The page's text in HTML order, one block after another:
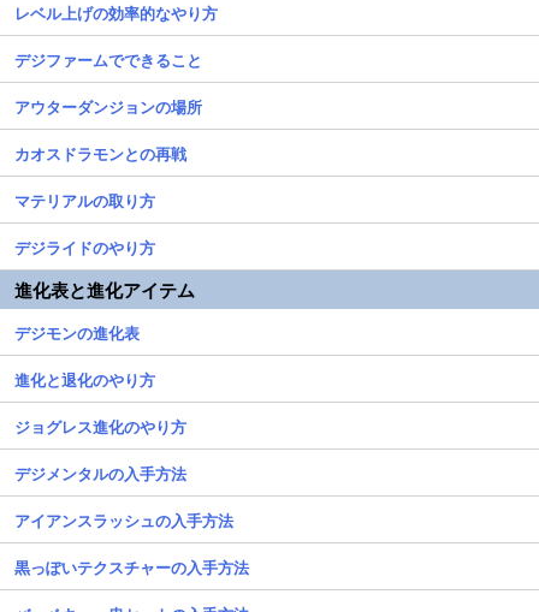
レベル上げの効率的なやり方
デジファームでできること
アウターダンジョンの場所
カオスドラモンとの再戦
マテリアルの取り方
デジライドのやり方
進化表と進化アイテム
デジモンの進化表
進化と退化のやり方
ジョグレス進化のやり方
デジメンタルの入手方法
アイアンスラッシュの入手方法
黒っぽいテクスチャーの入手方法